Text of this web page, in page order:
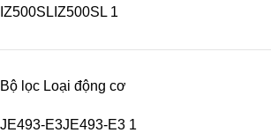
IZ500SL IZ500SL 1
Bộ lọc Loại động cơ
JE493-E3JE493-E3 1